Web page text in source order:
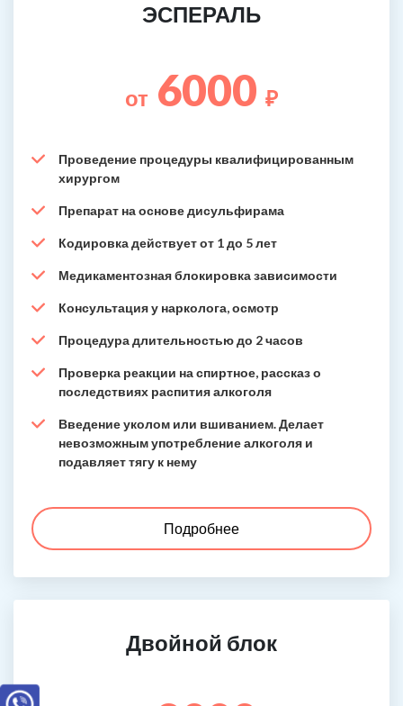
ЭСПЕРАЛЬ
от 6000 ₽
Проведение процедуры квалифицированным
хирургом
Препарат на основе дисульфирама
Кодировка действует от 1 до 5 лет
Медикаментозная блокировка зависимости
Консультация у нарколога, осмотр
Процедура длительностью до 2 часов
Проверка реакции на спиртное, рассказ о
последствиях распития алкоголя
Введение уколом или вшиванием. Делает
невозможным употребление алкоголя и
подавляет тягу к нему
Подробнее
Двойной блок